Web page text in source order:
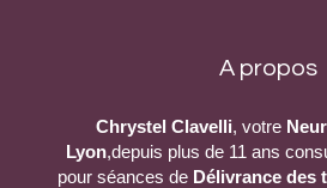
A propos
Chrystel Clavelli, votre
Lyon,depuis plus de 11 ans
pour séances de Délivrance des